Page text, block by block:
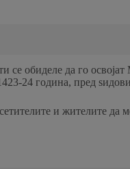
се обиделе да го
24 година, пред
и жителите